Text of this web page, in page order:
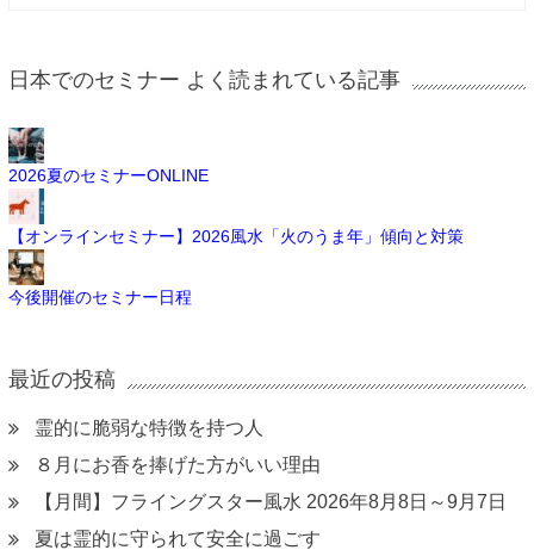
日本でのセミナー よく読まれている記事
2026夏のセミナーONLINE
【オンラインセミナー】2026風水「火のうま年」傾向と対策
今後開催のセミナー日程
最近の投稿
霊的に脆弱な特徴を持つ人
８月にお香を捧げた方がいい理由
【月間】フライングスター風水 2026年8月8日～9月7日
夏は霊的に守られて安全に過ごす